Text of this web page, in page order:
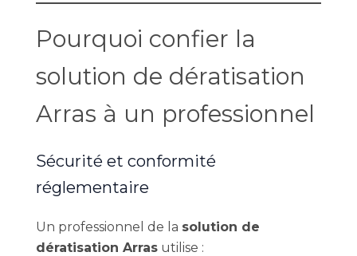
Pourquoi confier la
solution de dératisation
Arras à un professionnel
Sécurité et conformité
réglementaire
Un professionnel de la solution de
dératisation Arras utilise :